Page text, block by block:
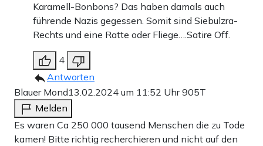
Karamell-Bonbons? Das haben damals auch
führende Nazis gegessen. Somit sind Siebulzra-
Rechts und eine Ratte oder Fliege….Satire Off.
4
Antworten
Blauer Mond13.02.2024 um 11:52 Uhr905T
Melden
Es waren Ca 250 000 tausend Menschen die zu Tode
kamen! Bitte richtig recherchieren und nicht auf den